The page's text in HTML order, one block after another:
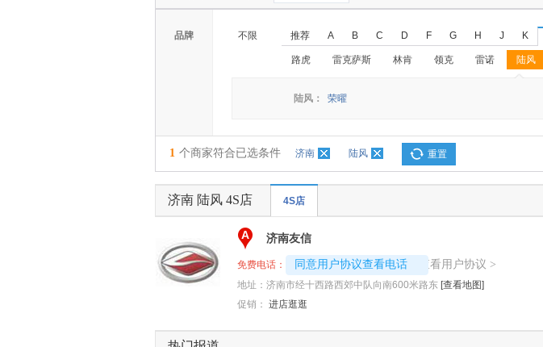
品牌 不限 推荐 A B C D F G H J K
路虎 雷克萨斯 林肯 领克 雷诺 陆风
◆
◆
陆风： 荣曜
1 个商家符合已选条件 济南 陆风 重置
济南 陆风 4S店 4S店
A 济南友信
免费电话： 同意用户协议查看电话
4008192696-7730 查看用户协议 >
地址： 济南市经十西路西郊中队向南600米路东 [查看地图]
促销： 进店逛逛